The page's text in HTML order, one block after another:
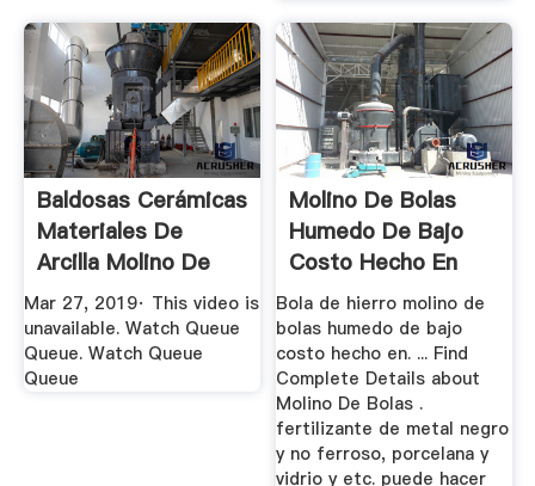
Baldosas Cerámicas
Materiales De
Arcilla Molino De
Bolas ...
Mar 27, 2019· This video is
unavailable. Watch Queue
Queue. Watch Queue
Queue
Molino De Bolas
Humedo De Bajo
Costo Hecho En
Bola de hierro molino de
bolas humedo de bajo
costo hecho en. ... Find
Complete Details about
Molino De Bolas .
fertilizante de metal negro
y no ferroso, porcelana y
vidrio y etc. puede hacer